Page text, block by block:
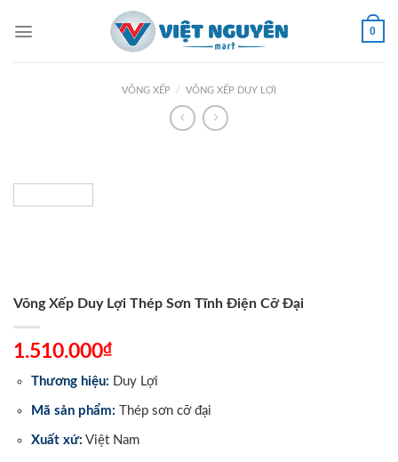
0
VÕNG XẾP / VÕNG XẾP DUY LỢI
Võng Xếp Duy Lợi Thép Sơn Tĩnh Điện Cỡ Đại
1.510.000₫
Thương hiệu: Duy Lợi
Mã sản phẩm: Thép sơn cỡ đại
Xuất xứ: Việt Nam